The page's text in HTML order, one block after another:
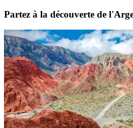
Partez à la découverte de